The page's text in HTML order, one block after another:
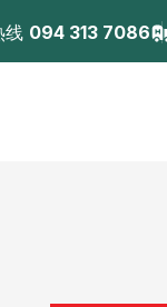
线 094 313 7086